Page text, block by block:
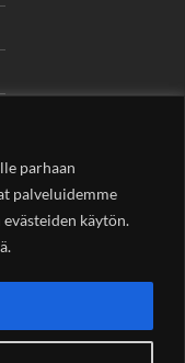
parhaan
palveluidemme
käytön.
Sotungintie 449,